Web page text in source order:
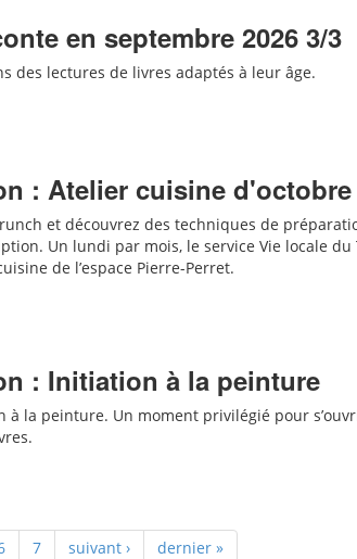
en septembre 2026 3/3
des lectures de livres adaptés à leur âge.
: Atelier cuisine d'octobre
et découvrez des techniques de
Un lundi par mois, le service Vie locale du
de l’espace Pierre-Perret.
: Initiation à la peinture
à la peinture. Un moment privilégié pour
7 suivant › dernier »